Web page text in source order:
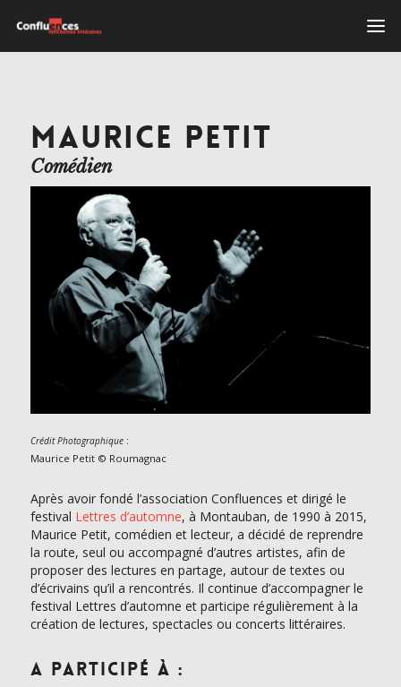
MAURICE PETIT
Comédien
Crédit Photographique:
Maurice Petit © Roumagnac
Après avoir fondé l’association Confluences et dirigé le
festival Lettres d’automne, à Montauban, de 1990 à 2015,
Maurice Petit, comédien et lecteur, a décidé de reprendre
la route, seul ou accompagné d’autres artistes, afin de
proposer des lectures en partage, autour de textes ou
d’écrivains qu’il a rencontrés. Il continue d’accompagner le
festival Lettres d’automne et participe régulièrement à la
création de lectures, spectacles ou concerts littéraires.
A participé à :